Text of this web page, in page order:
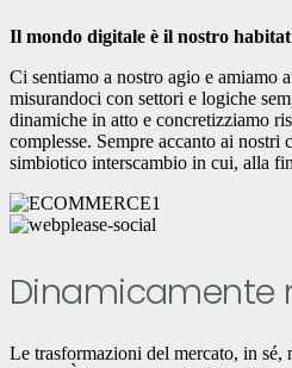
Il mondo digitale è il nostro
Ci sentiamo a nostro agio e amiamo
misurandoci con settori e logiche
dinamiche in atto e concretizziamo
complesse. Sempre accanto ai
simbiotico interscambio in cui, alla
Dinamicamente
Le trasformazioni del mercato, in sé,